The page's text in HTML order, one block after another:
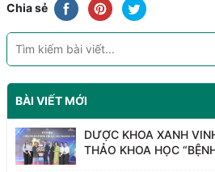
Chia sẻ
BÀI VIẾT MỚI
DƯỢC KHOA XANH
THẢO KHOA HỌC